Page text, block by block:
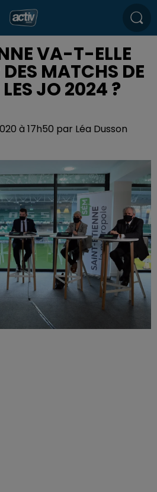
VA-T-ELLE
MATCHS DE
JO 2024 ?
à 17h50 par Léa Dusson